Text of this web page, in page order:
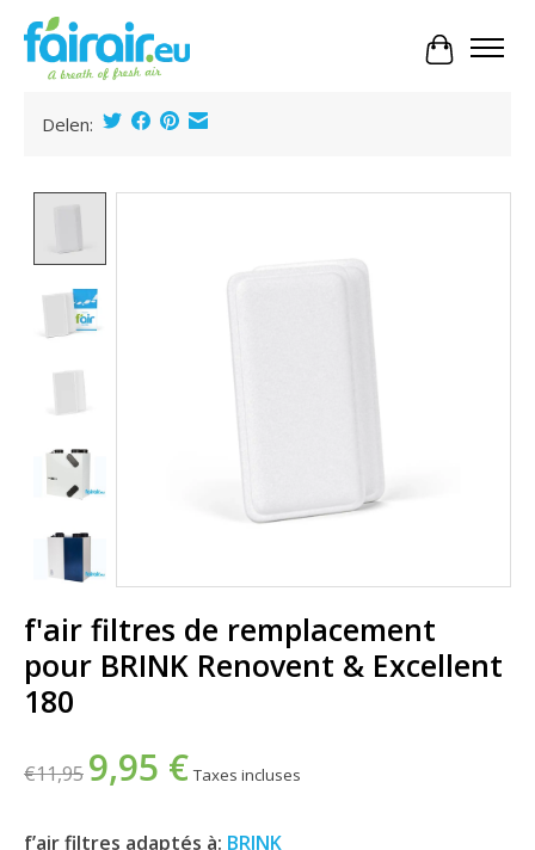
Panier
Delen:
f'air filtres de remplacement
pour BRINK Renovent & Excellent
180
€11,95 9,95 € Taxes incluses
f’air filtres adaptés à: BRINK